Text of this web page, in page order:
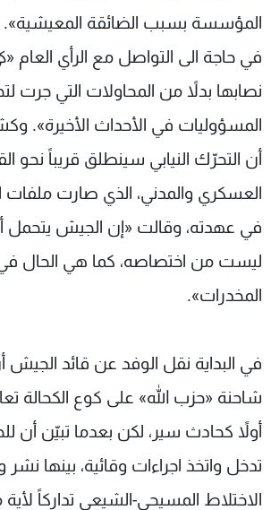
المؤسسة بسبب الضائقة
في حاجة الى التواصل مع الرأي العام
نصابها بدلاً من المحاولات التي جرت
المسؤوليات في الأحداث الأخيرة».
أن التحرّك النيابي سينطلق قريباً نحو
العسكري والمدني، الذي صارت ملفات
في عهدته، وقالت «إن الجيش يتحمل
ليست من اختصاصه، كما هي الحال
المخدرات».
في البداية نقل الوفد عن قائد الجيش
شاحنة «حزب الله» على كوع الكحالة
أولاً كحادث سير، لكن بعدما تبيّن أن
تدخل واتخذ اجراءات وقائية، بينها
الاختلاط المسيحي-الشيعي تداركاً